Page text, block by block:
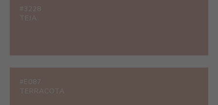
#3228
TEJA
#E087
TERRACOTA